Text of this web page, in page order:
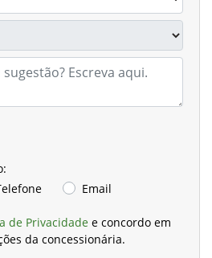
Email
de Privacidade e concordo em
da concessionária.